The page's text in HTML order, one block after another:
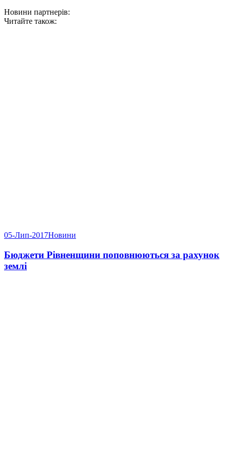
Новини партнерів:
Читайте також:
05-Лип-2017Новини
Бюджети Рівненщини поповнюються за рахунок
землі